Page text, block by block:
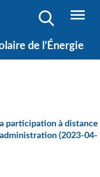
de l’Énergie
participation à distance
(2023-04-